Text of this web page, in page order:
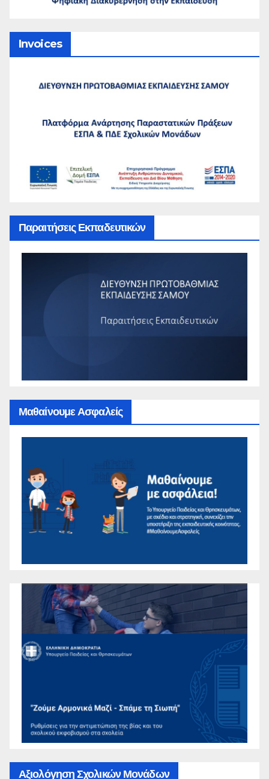
Invoices
Παραιτήσεις Εκπαδευτικών
Μαθαίνουμε Ασφαλείς
Αξιολόγηση Σχολικών Μονάδων